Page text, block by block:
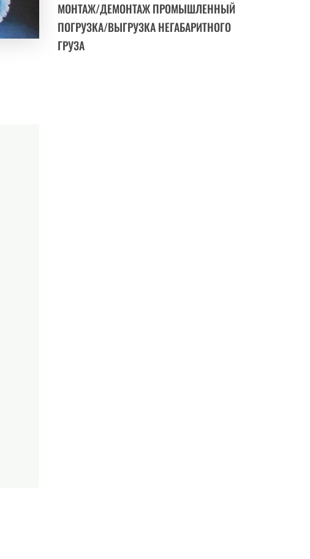
МОНТАЖ/ДЕМОНТАЖ ПРОМЫШЛЕННЫЙ
ПОГРУЗКА/ВЫГРУЗКА НЕГАБАРИТНОГО
ГРУЗА